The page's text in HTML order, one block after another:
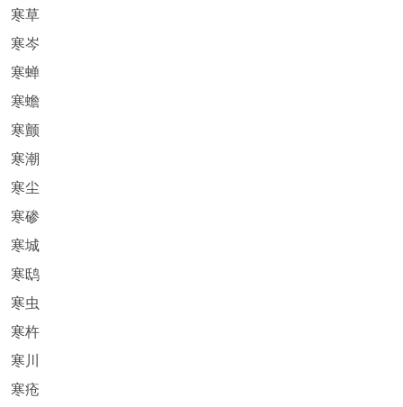
寒草
寒岑
寒蝉
寒蟾
寒颤
寒潮
寒尘
寒碜
寒城
寒鸱
寒虫
寒杵
寒川
寒疮